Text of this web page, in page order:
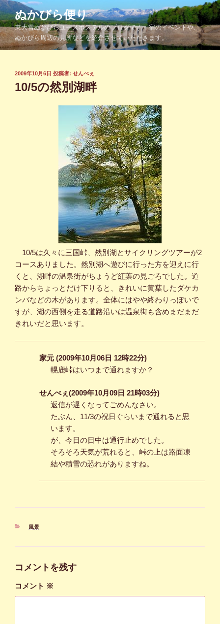
コ
ン
テ
ン
ツ
ぬかびら便り
東大雪ぬかびらユースホステルのブログです。宿のイベントや、
ぬかびら周辺の見所などを紹介させていただきます。
投
稿
日:
2009年10月6日 投稿者: せんべぇ
10/5の然別湖畔
10/5は久々に三国峠、然別湖とサイクリングツアーが2
コースありました。然別湖へ遊びに行った方を迎えに行
くと、湖畔の温泉街がちょうど紅葉の見ごろでした。道
路からちょっとだけ下りると、きれいに黄葉したダケカ
ンバなどの木があります。全体にはやや終わりっぽいで
すが、湖の西側を走る道路沿いは温泉街も含めまだまだ
きれいだと思います。
家元 (2009年10月06日 12時22分)
幌鹿峠はいつまで通れますか？
せんべぇ(2009年10月09日 21時03分)
返信が遅くなってごめんなさい。
たぶん、11/3の祝日ぐらいまで通れると思
います。
が、今日の日中は通行止めでした。
そろそろ天気が荒れると、峠の上は路面凍
結や積雪の恐れがありますね。
カ
風景
コメントを残す
コメント ※